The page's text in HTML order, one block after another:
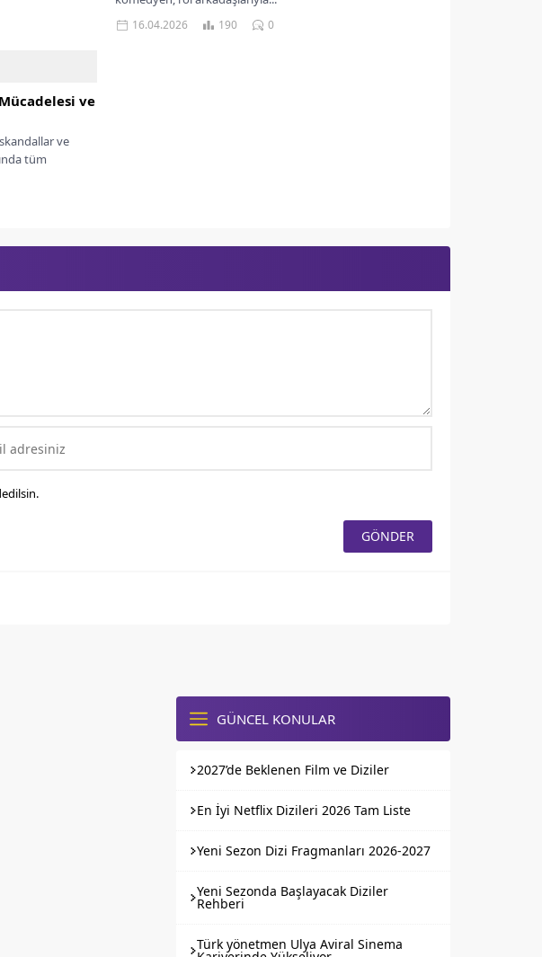
16.04.2026 190 0
ve
ve
tüm
GÜNCEL KONULAR
2027’de Beklenen Film ve Diziler
En İyi Netflix Dizileri 2026 Tam Liste
Yeni Sezon Dizi Fragmanları 2026-2027
Yeni Sezonda Başlayacak Diziler
Rehberi
Türk yönetmen Ulya Aviral Sinema